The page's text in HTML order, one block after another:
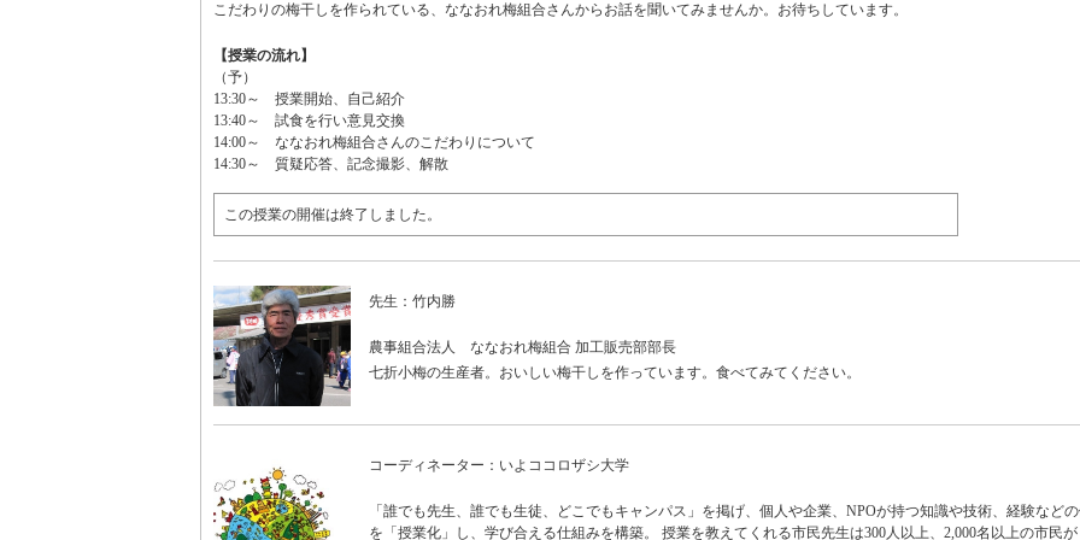
こだわりの梅干しを作られている、ななおれ梅組合さんからお話を聞いてみませんか。お待ちしています。
【授業の流れ】
（予）
13:30～ 授業開始、自己紹介
13:40～ 試食を行い意見交換
14:00～ ななおれ梅組合さんのこだわりについて
14:30～ 質疑応答、記念撮影、解散
この授業の開催は終了しました。
先生：竹内勝
農事組合法人 ななおれ梅組合 加工販売部部長
七折小梅の生産者。おいしい梅干しを作っています。食べてみてください。
コーディネーター：いよココロザシ大学
「誰でも先生、誰でも生徒、どこでもキャンパス」を掲げ、個人や企業、NPOが持つ知識や技術、経験など
を「授業化」し、学び合える仕組みを構築。 授業を教えてくれる市民先生は300人以上、2,000名以上の市民